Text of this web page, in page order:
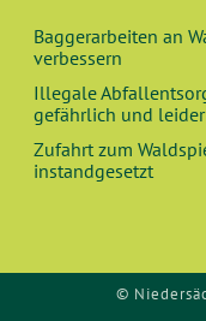
Baggerarbeiten an
verbessern
Illegale
gefährlich und
Zufahrt zum
instandgesetzt
©